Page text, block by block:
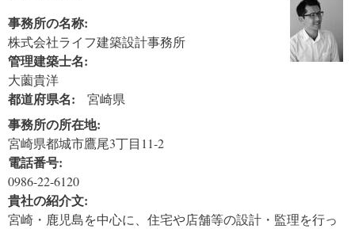
事務所の名称:
株式会社ライフ建築設計事務所
管理建築士名:
大薗貴洋
都道府県名: 宮崎県
事務所の所在地:
宮崎県都城市鷹尾3丁目11-2
電話番号:
0986-22-6120
貴社の紹介文:
宮崎・鹿児島を中心に、住宅や店舗等の設計・監理を行っ